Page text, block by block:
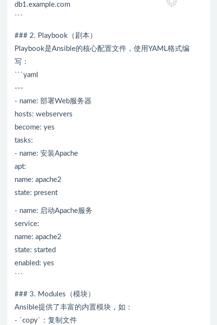
db1.example.com
```
### 2. Playbook（剧本）
Playbook是Ansible的核心配置文件，使用YAML格式编
写：
```yaml
---
- name: 部署Web服务器
hosts: webservers
become: yes
tasks:
- name: 安装Apache
apt:
name: apache2
state: present
- name: 启动Apache服务
service:
name: apache2
state: started
enabled: yes
```
### 3. Modules（模块）
Ansible提供了丰富的内置模块，如：
- `copy`：复制文件